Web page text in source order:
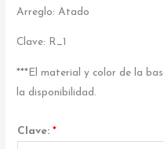
Arreglo: Atado
Clave: R_1
***El material y color de la
la disponibilidad.
Clave:*